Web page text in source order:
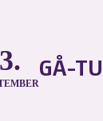
3. GÅ-